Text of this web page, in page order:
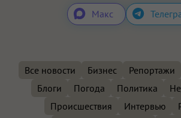
Макс
Все новости Бизнес Репортажи
Блоги
Погода Политика
Происшествия
Интервью